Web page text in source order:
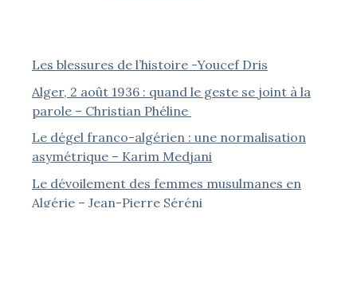
Les blessures de l’histoire -Youcef Dris
Alger, 2 août 1936 : quand le geste se joint à la
parole – Christian Phéline
Le dégel franco-algérien : une normalisation
asymétrique – Karim Medjani
Le dévoilement des femmes musulmanes en
Algérie – Jean-Pierre Séréni